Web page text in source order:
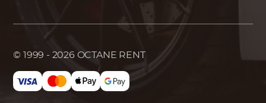
© 1999 - 2026 OCTANE RENT